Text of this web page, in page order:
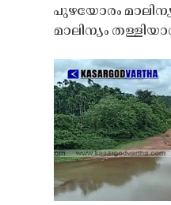
പുഴയോരം
മാലിന്യം